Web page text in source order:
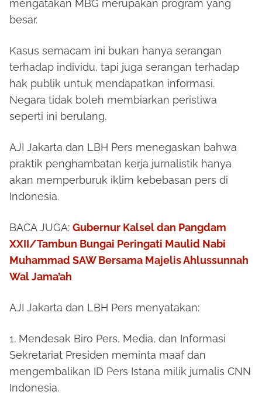
mengatakan MBG merupakan program yang
besar.
Kasus semacam ini bukan hanya serangan
terhadap individu, tapi juga serangan terhadap
hak publik untuk mendapatkan informasi.
Negara tidak boleh membiarkan peristiwa
seperti ini berulang.
AJI Jakarta dan LBH Pers menegaskan bahwa
praktik penghambatan kerja jurnalistik hanya
akan memperburuk iklim kebebasan pers di
Indonesia.
BACA JUGA: Gubernur Kalsel dan Pangdam
XXII/Tambun Bungai Peringati Maulid Nabi
Muhammad SAW Bersama Majelis Ahlussunnah
Wal Jama’ah
AJI Jakarta dan LBH Pers menyatakan:
1. Mendesak Biro Pers, Media, dan Informasi
Sekretariat Presiden meminta maaf dan
mengembalikan ID Pers Istana milik jurnalis CNN
Indonesia.